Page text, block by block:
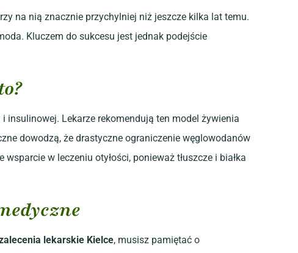
na nią znacznie przychylniej niż jeszcze kilka lat temu.
Kluczem do sukcesu jest jednak podejście
insulinowej. Lekarze rekomendują ten model żywienia
dowodzą, że drastyczne ograniczenie węglowodanów
w leczeniu otyłości, ponieważ tłuszcze i białka
lekarskie Kielce, musisz pamiętać o